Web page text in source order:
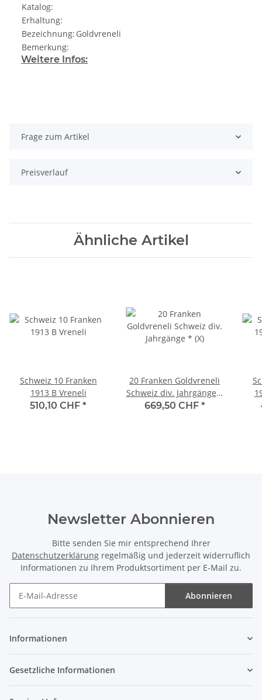
Katalog:
Erhaltung:
Bezeichnung: Goldvreneli
Bemerkung:
Weitere Infos:
Frage zum Artikel
Preisverlauf
Ähnliche Artikel
Schweiz 10 Franken
1913 B Vreneli
510,10 CHF *
20 Franken Goldvreneli
Schweiz div. Jahrgänge *
(X)
669,50 CHF *
Newsletter Abonnieren
Bitte senden Sie mir entsprechend Ihrer
Datenschutzerklärung regelmäßig und jederzeit widerruflich
Informationen zu Ihrem Produktsortiment per E-Mail zu.
Abonnieren
Informationen
Gesetzliche Informationen